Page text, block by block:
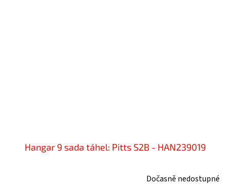
Hangar 9 sada táhel: Pitts S2B - HAN239019
Dočasně nedostupné